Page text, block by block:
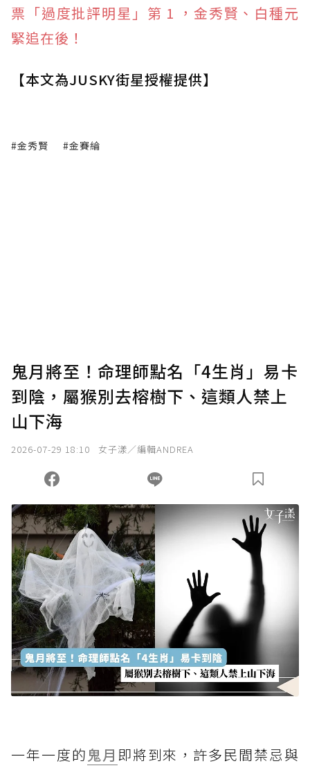
票「過度批評明星」第 1 ，金秀賢、白種元
緊追在後！
【本文為JUSKY街星授權提供】
#金秀賢 #金賽綸
鬼月將至！命理師點名「4生肖」易卡
到陰，屬猴別去榕樹下、這類人禁上
山下海
2026-07-29 18:10 女子漾／編輯ANDREA
一年一度的 鬼月 即將到來，許多民間禁忌與